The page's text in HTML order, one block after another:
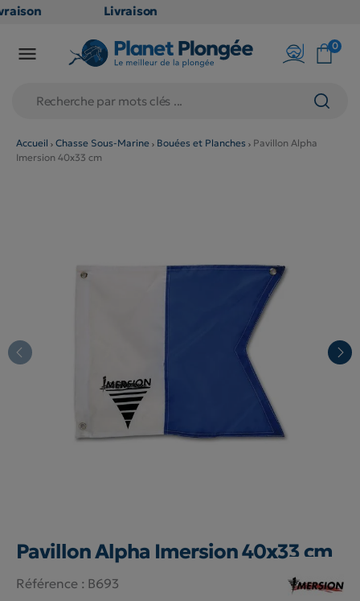
Livraison
en point
79€
(hors
produits
 0
Accueil Chasse Sous-Marine Bouées et Planches
Pavillon Alpha
Imersion 40x33 cm
Pavillon Alpha Imersion 40x33 cm
Référence : B693